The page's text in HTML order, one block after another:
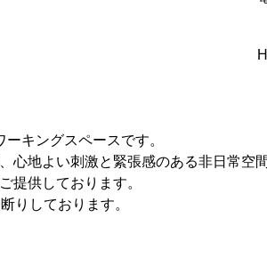
キングスペースです。
心地よい刺激と緊張感のある非日常空
提供しております。
りしております。